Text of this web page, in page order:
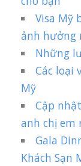
Visa Mỹ
ảnh hưởng
Những
Các loại
Mỹ
Cập
anh chị em
Gala
Khách Sạn